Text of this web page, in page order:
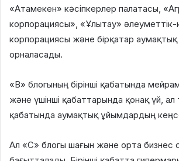
«Атамекен» кәсіпкерлер палатасы,
корпорациясы», «Ұлытау» әлеуметтік-
корпорациясы және бірқатар
орналасады.
«В» блогының бірінші қабатында
және үшінші қабаттарында қонақ үй, ал
қабатында аумақтық ұйымдардың
Ал «С» блогы шағын және орта бизнес